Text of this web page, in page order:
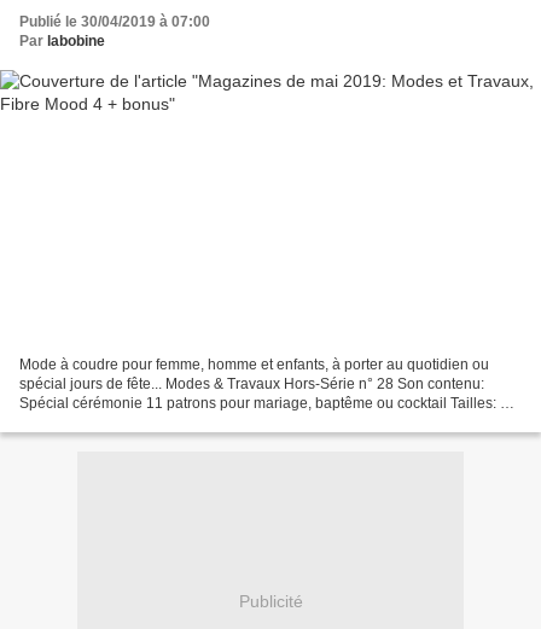
Publié le 30/04/2019 à 07:00
Par labobine
Mode à coudre pour femme, homme et enfants, à porter au quotidien ou
spécial jours de fête... Modes & Travaux Hors-Série n° 28 Son contenu:
Spécial cérémonie 11 patrons pour mariage, baptême ou cocktail Tailles: du
Publicité